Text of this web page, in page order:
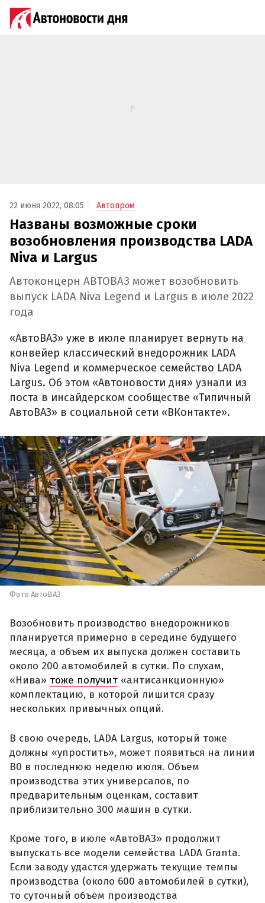
22 июня 2022, 08:05 Автопром
Названы возможные сроки
возобновления производства LADA
Niva и Largus
Автоконцерн АВТОВАЗ может возобновить
выпуск LADA Niva Legend и Largus в июле 2022
года
«АвтоВАЗ» уже в июле планирует вернуть на
конвейер классический внедорожник LADA
Niva Legend и коммерческое семейство LADA
Largus. Об этом «Автоновости дня» узнали из
поста в инсайдерском сообществе «Типичный
АвтоВАЗ» в социальной сети «ВКонтакте».
Фото АвтоВАЗ
Возобновить производство внедорожников
планируется примерно в середине будущего
месяца, а объем их выпуска должен составить
около 200 автомобилей в сутки. По слухам,
«Нива» тоже получит «антисанкционную»
комплектацию, в которой лишится сразу
нескольких привычных опций.
В свою очередь, LADA Largus, который тоже
должны «упростить», может появиться на линии
В0 в последнюю неделю июля. Объем
производства этих универсалов, по
предварительным оценкам, составит
приблизительно 300 машин в сутки.
Кроме того, в июле «АвтоВАЗ» продолжит
выпускать все модели семейства LADA Granta.
Если заводу удастся удержать текущие темпы
производства (около 600 автомобилей в сутки),
то суточный объем производства